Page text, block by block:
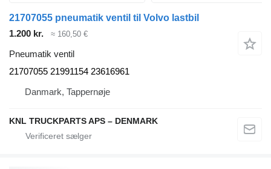
21707055 pneumatik ventil til Volvo lastbil
1.200 kr.
≈ 160,50 €
Pneumatik ventil
21707055 21991154 23616961
Danmark, Tappernøje
KNL TRUCKPARTS APS – DENMARK